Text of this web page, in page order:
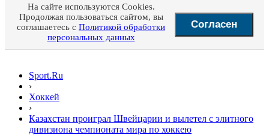
На сайте используются Cookies.
Продолжая пользоваться сайтом, вы
соглашаетесь с Политикой обработки
персональных данных
Согласен
Sport.Ru
›
Хоккей
›
Казахстан проиграл Швейцарии и вылетел с элитного
дивизиона чемпионата мира по хоккею